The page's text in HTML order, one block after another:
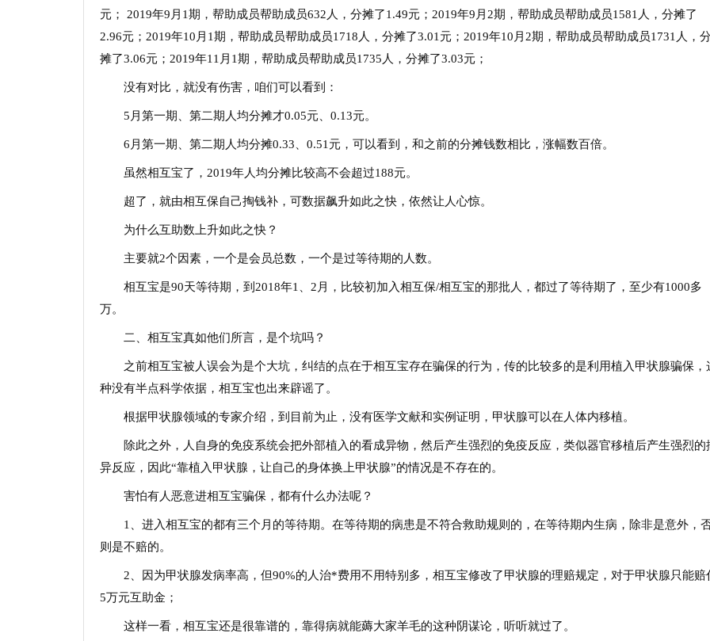
元； 2019年9月1期，帮助成员帮助成员632人，分摊了1.49元；2019年9月2期，帮助成员帮助成员1581人，分摊了
2.96元；2019年10月1期，帮助成员帮助成员1718人，分摊了3.01元；2019年10月2期，帮助成员帮助成员1731人，
摊了3.06元；2019年11月1期，帮助成员帮助成员1735人，分摊了3.03元；
没有对比，就没有伤害，咱们可以看到：
5月第一期、第二期人均分摊才0.05元、0.13元。
6月第一期、第二期人均分摊0.33、0.51元，可以看到，和之前的分摊钱数相比，涨幅数百倍。
虽然相互宝了，2019年人均分摊比较高不会超过188元。
超了，就由相互保自己掏钱补，可数据飙升如此之快，依然让人心惊。
为什么互助数上升如此之快？
主要就2个因素，一个是会员总数，一个是过等待期的人数。
相互宝是90天等待期，到2018年1、2月，比较初加入相互保/相互宝的那批人，都过了等待期了，至少有1000多
万。
二、相互宝真如他们所言，是个坑吗？
之前相互宝被人误会为是个大坑，纠结的点在于相互宝存在骗保的行为，传的比较多的是利用植入甲状腺骗保，
种没有半点科学依据，相互宝也出来辟谣了。
根据甲状腺领域的专家介绍，到目前为止，没有医学文献和实例证明，甲状腺可以在人体内移植。
除此之外，人自身的免疫系统会把外部植入的看成异物，然后产生强烈的免疫反应，类似器官移植后产生强烈的
异反应，因此“靠植入甲状腺，让自己的身体换上甲状腺”的情况是不存在的。
害怕有人恶意进相互宝骗保，都有什么办法呢？
1、进入相互宝的都有三个月的等待期。在等待期的病患是不符合救助规则的，在等待期内生病，除非是意外，
则是不赔的。
2、因为甲状腺发病率高，但90%的人治*费用不用特别多，相互宝修改了甲状腺的理赔规定，对于甲状腺只能赔
5万元互助金；
这样一看，相互宝还是很靠谱的，靠得病就能薅大家羊毛的这种阴谋论，听听就过了。